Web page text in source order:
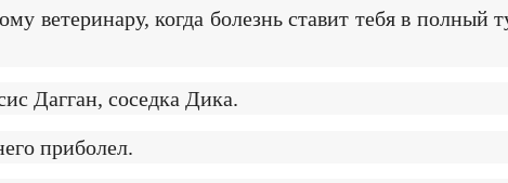
ветеринару, когда болезнь ставит тебя в
Дагган, соседка Дика.
приболел.